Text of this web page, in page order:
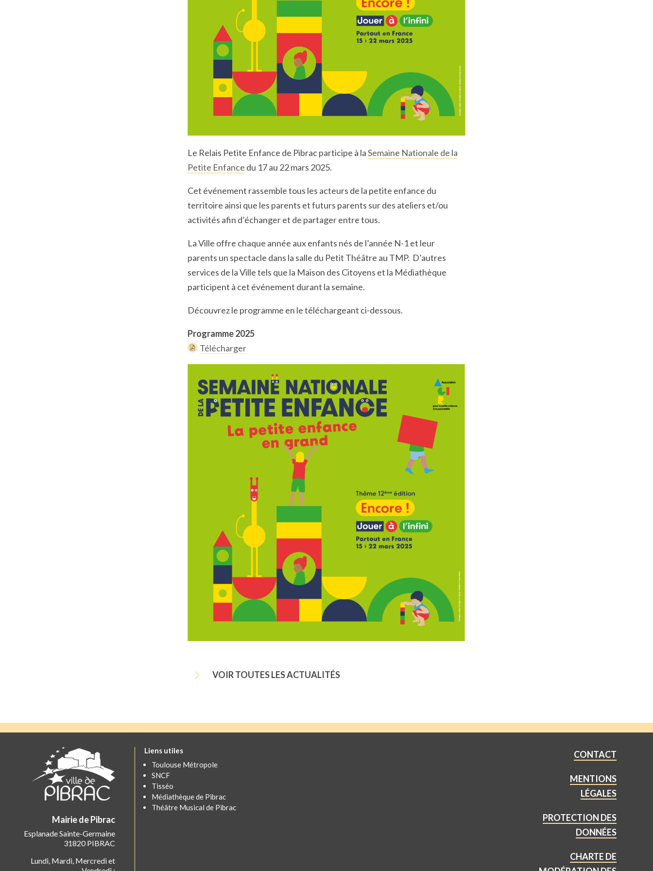
Le Relais Petite Enfance de Pibrac participe à laSemaine Nationale de la
Petite Enfance du 17 au 22 mars 2025.
Cet événement rassemble tous les acteurs de la petite enfance du
territoire ainsi que les parents et futurs parents sur des ateliers et/ou
activités afin d’échanger et de partager entre tous.
La Ville offre chaque année aux enfants nés de l’année N-1 et leur
parents un spectacle dans la salle du Petit Théâtre au TMP. D’autres
services de la Ville tels que la Maison des Citoyens et la Médiathèque
participent à cet événement durant la semaine.
Découvrez le programme en le téléchargeant ci-dessous.
Programme 2025
Télécharger
5 VOIR TOUTES LES ACTUALITÉS
Mairie de Pibrac
Esplanade Sainte-Germaine
31820 PIBRAC
Lundi, Mardi, Mercredi et
Liens utiles
Toulouse Métropole
SNCF
Tisséo
Médiathèque de Pibrac
Théâtre Musical de Pibrac
CONTACT
MENTIONS
LÉGALES
PROTECTION DES
DONNÉES
CHARTE DE